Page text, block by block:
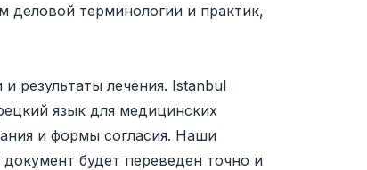
деловой терминологии и практик,
результаты лечения. Istanbul
язык для медицинских
и формы согласия. Наши
будет переведен точно и